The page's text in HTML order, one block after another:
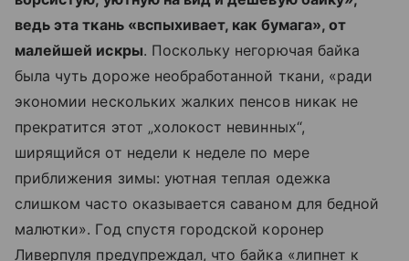
ведь эта ткань «вспыхивает, как бумага», от
малейшей искры. Поскольку негорючая байка
была чуть дороже необработанной ткани, «ради
экономии нескольких жалких пенсов никак не
прекратится этот „холокост невинных“,
ширящийся от недели к неделе по мере
приближения зимы: уютная теплая одежка
слишком часто оказывается саваном для бедной
малютки». Год спустя городской коронер
Ливерпуля предупреждал, что байка «липнет к